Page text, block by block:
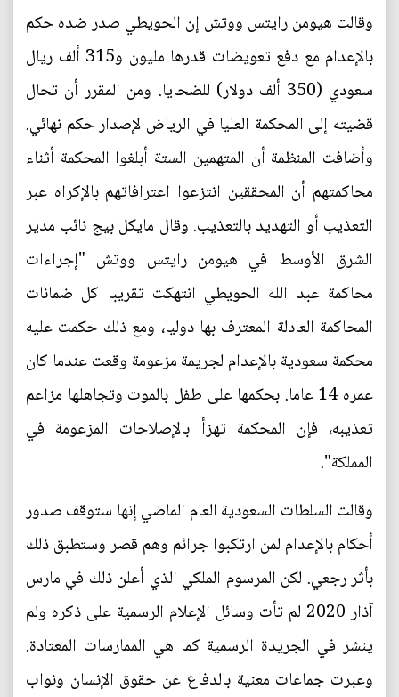
وقالت هيومن رايتس ووتش إن الحويطي صدر ضده حكم
بالإعدام مع دفع تعويضات قدرها مليون و315 ألف ريال
سعودي (350 ألف دولار) للضحايا. ومن المقرر أن تحال
قضيته إلى المحكمة العليا في الرياض لإصدار حكم نهائي.
وأضافت المنظمة أن المتهمين الستة أبلغوا المحكمة أثناء
محاكمتهم أن المحققين انتزعوا اعترافاتهم بالإكراه عبر
التعذيب أو التهديد بالتعذيب. وقال مايكل بيج نائب مدير
الشرق الأوسط في هيومن رايتس ووتش "إجراءات
محاكمة عبد الله الحويطي انتهكت تقريبا كل ضمانات
المحاكمة العادلة المعترف بها دوليا، ومع ذلك حكمت عليه
محكمة سعودية بالإعدام لجريمة مزعومة وقعت عندما كان
عمره 14 عاما. بحكمها على طفل بالموت وتجاهلها مزاعم
تعذيبه، فإن المحكمة تهزأ بالإصلاحات المزعومة في
المملكة".
وقالت السلطات السعودية العام الماضي إنها ستوقف صدور
أحكام بالإعدام لمن ارتكبوا جرائم وهم قصر وستطبق ذلك
بأثر رجعي. لكن المرسوم الملكي الذي أعلن ذلك في مارس
آذار 2020 لم تأت وسائل الإعلام الرسمية على ذكره ولم
ينشر في الجريدة الرسمية كما هي الممارسات المعتادة.
وعبرت جماعات معنية بالدفاع عن حقوق الإنسان ونواب